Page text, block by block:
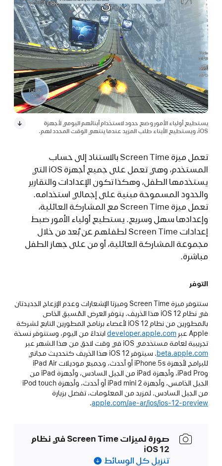
يستطيع أولياء الأمور وضع حدود لاستخدام أبنائهم اليومي لأجهزة
iOS، ويستطيع الأبناء طلب المزيد عندما ينتهي الوقت المحدد لهم.
تعمل ميزة Screen Time بالاستناد إلى حساب
المستخدم، وهي تعمل على جميع أجهزة iOS التي
يستخدمها الطفل، وهكذا تكون الإعدادات والتقارير
والحدود المسموحة مبنية على إجمالي استخدامه.
تعمل ميزة Screen Time مع المشاركة العائلية،
وإعدادها سهل وسريع. يستطيع أولياء الأمور ضبط
إعدادات Screen Time لطفلهم عن بُعد من خلال
مجموعة المشاركة العائلية، أو من على جهاز الطفل
مباشرة.
التوفر
ستتوفر ميزة Screen Time وميزتا الإشعارات وعدم الإزعاج الجديدتان
في نظام iOS 12 هذا الخريف. يتوفر العرض المُسبق الخاص
بالمطورين من نظام iOS 12 لأعضاء برنامج المطورين التابع لشركة
Apple عبر
developer.apple.com ابتداءً من اليوم، وستتوفر نسخة
تجريبية لعامة مستخدمي iOS في وقت لاحق من هذا الشهر عبر
beta.apple.com
. سيتوفر iOS 12 هذا الخريف كتحديث مجاني
للبرامج لأجهزة iPhone 5s أو أحدث، وجميع موديلات iPad Air
وiPad Pro، وأجهزة iPad من الجيل السادس، وأجهزة iPad من
الجيل الخامس، وأجهزة iPad mini 2 أو أحدث، وأجهزة iPod touch
من الجيل السادس. لمزيد من المعلومات، تفضل بزيارة
apple.com/ae-ar/ios/ios-12-preview
.
صورة لميزات Screen Time في نظام
iOS 12
تنزيل كل الوسائط